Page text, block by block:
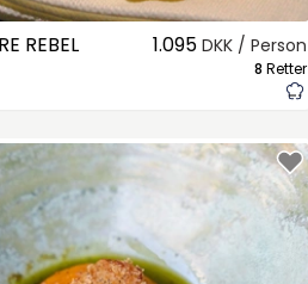
REBEL 1.095 DKK / Person
8 Retter